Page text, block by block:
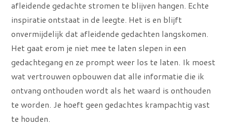
afleidende gedachte stromen te blijven hangen. Echte
inspiratie ontstaat in de leegte. Het is en blijft
onvermijdelijk dat afleidende gedachten langskomen.
Het gaat erom je niet mee te laten slepen in een
gedachtegang en ze prompt weer los te laten. Ik moest
wat vertrouwen opbouwen dat alle informatie die ik
ontvang onthouden wordt als het waard is onthouden
te worden. Je hoeft geen gedachtes krampachtig vast
te houden.